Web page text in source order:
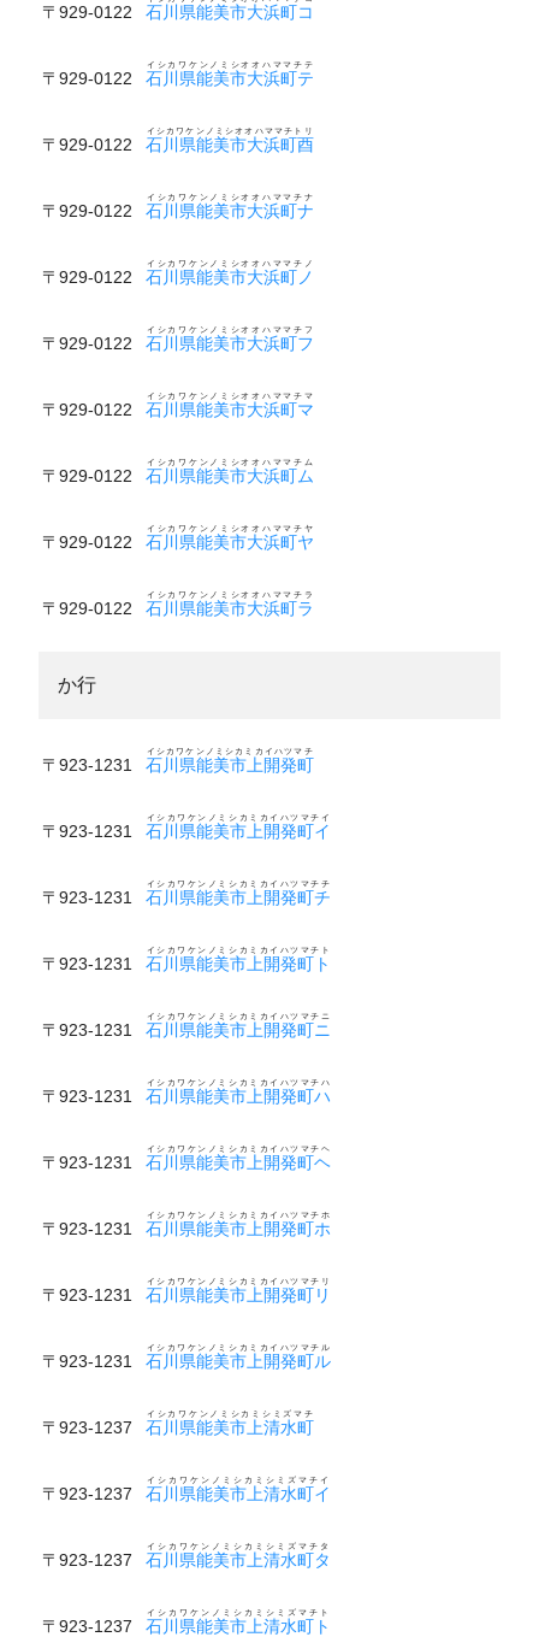
〒929-0122 石川県能美市大浜町コ
〒929-0122 石川県能美市大浜町テ
イシカワケンノミシオオハママチテ
〒929-0122 石川県能美市大浜町酉
イシカワケンノミシオオハママチトリ
〒929-0122 石川県能美市大浜町ナ
イシカワケンノミシオオハママチナ
〒929-0122 石川県能美市大浜町ノ
イシカワケンノミシオオハママチノ
〒929-0122 石川県能美市大浜町フ
イシカワケンノミシオオハママチフ
〒929-0122 石川県能美市大浜町マ
イシカワケンノミシオオハママチマ
〒929-0122 石川県能美市大浜町ム
イシカワケンノミシオオハママチム
〒929-0122 石川県能美市大浜町ヤ
イシカワケンノミシオオハママチヤ
〒929-0122 石川県能美市大浜町ラ
イシカワケンノミシオオハママチラ
か行
〒923-1231 石川県能美市上開発町
イシカワケンノミシカミカイハツマチ
〒923-1231 石川県能美市上開発町イ
イシカワケンノミシカミカイハツマチイ
〒923-1231 石川県能美市上開発町チ
イシカワケンノミシカミカイハツマチチ
〒923-1231 石川県能美市上開発町ト
イシカワケンノミシカミカイハツマチト
〒923-1231 石川県能美市上開発町ニ
イシカワケンノミシカミカイハツマチニ
〒923-1231 石川県能美市上開発町ハ
イシカワケンノミシカミカイハツマチハ
〒923-1231 石川県能美市上開発町ヘ
イシカワケンノミシカミカイハツマチヘ
〒923-1231 石川県能美市上開発町ホ
イシカワケンノミシカミカイハツマチホ
〒923-1231 石川県能美市上開発町リ
イシカワケンノミシカミカイハツマチリ
〒923-1231 石川県能美市上開発町ル
イシカワケンノミシカミカイハツマチル
〒923-1237 石川県能美市上清水町
イシカワケンノミシカミシミズマチ
〒923-1237 石川県能美市上清水町イ
イシカワケンノミシカミシミズマチイ
〒923-1237 石川県能美市上清水町タ
イシカワケンノミシカミシミズマチタ
〒923-1237 石川県能美市上清水町ト
イシカワケンノミシカミシミズマチト